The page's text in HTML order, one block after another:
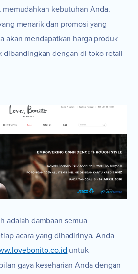
kebutuhan Anda.
menarik dan promosi yang
akan mendapatkan harga produk
dibandingkan dengan di toko retail
adalah dambaan semua
acara yang dihadirinya. Anda
untuk
gaya keseharian Anda dengan